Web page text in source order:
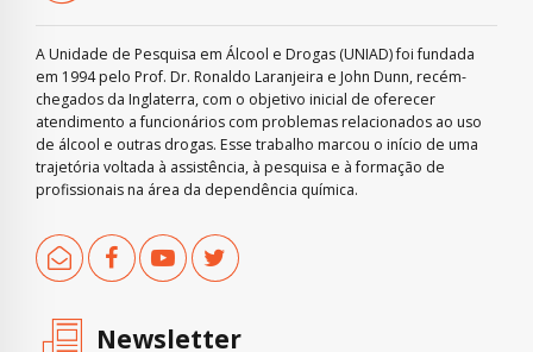
A Unidade de Pesquisa em Álcool e Drogas (UNIAD) foi fundada
em 1994 pelo Prof. Dr. Ronaldo Laranjeira e John Dunn, recém-
chegados da Inglaterra, com o objetivo inicial de oferecer
atendimento a funcionários com problemas relacionados ao uso
de álcool e outras drogas. Esse trabalho marcou o início de uma
trajetória voltada à assistência, à pesquisa e à formação de
profissionais na área da dependência química.
Newsletter